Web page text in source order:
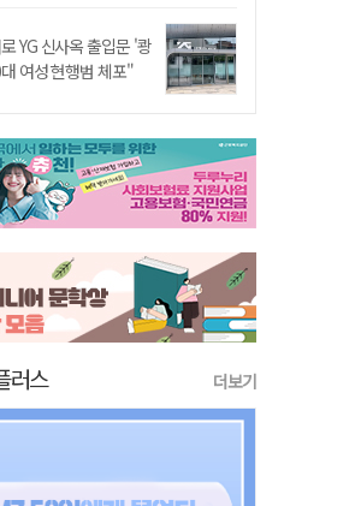
YG 신사옥 출입문 '쾅
여성 현행범 체포"
러스 더보기